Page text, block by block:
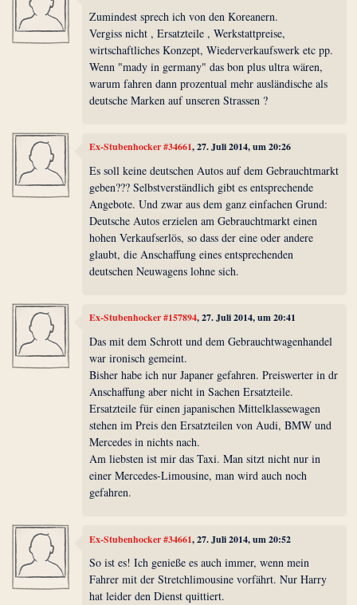
Zumindest sprech ich von den Koreanern.
Vergiss nicht , Ersatzteile , Werkstattpreise,
wirtschaftliches Konzept, Wiederverkaufswerk etc pp.
Wenn "mady in germany" das bon plus ultra wären,
warum fahren dann prozentual mehr ausländische als
deutsche Marken auf unseren Strassen ?
Ex-Stubenhocker #34661, 27. Juli 2014, um 20:26
Es soll keine deutschen Autos auf dem Gebrauchtmarkt
geben??? Selbstverständlich gibt es entsprechende
Angebote. Und zwar aus dem ganz einfachen Grund:
Deutsche Autos erzielen am Gebrauchtmarkt einen
hohen Verkaufserlös, so dass der eine oder andere
glaubt, die Anschaffung eines entsprechenden
deutschen Neuwagens lohne sich.
Ex-Stubenhocker #157894, 27. Juli 2014, um 20:41
Das mit dem Schrott und dem Gebrauchtwagenhandel
war ironisch gemeint.
Bisher habe ich nur Japaner gefahren. Preiswerter in dr
Anschaffung aber nicht in Sachen Ersatzteile.
Ersatzteile für einen japanischen Mittelklassewagen
stehen im Preis den Ersatzteilen von Audi, BMW und
Mercedes in nichts nach.
Am liebsten ist mir das Taxi. Man sitzt nicht nur in
einer Mercedes-Limousine, man wird auch noch
gefahren.
Ex-Stubenhocker #34661, 27. Juli 2014, um 20:52
So ist es! Ich genieße es auch immer, wenn mein
Fahrer mit der Stretchlimousine vorfährt. Nur Harry
hat leider den Dienst quittiert.